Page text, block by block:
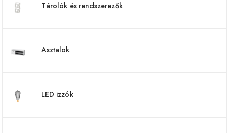
Tárolók és rendszerezők
Asztalok
LED izzók